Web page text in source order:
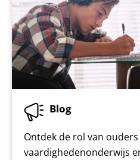
Blog
Ontdek de rol van
vaardighedenonderwijs